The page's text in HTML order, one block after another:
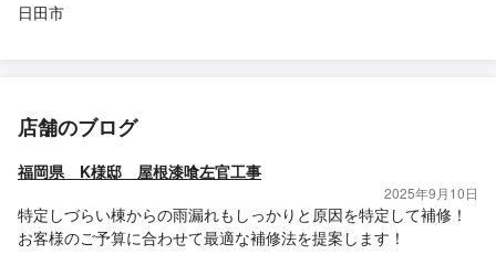
日田市
店舗のブログ
福岡県 K様邸 屋根漆喰左官工事
2025年9月10日
特定しづらい棟からの雨漏れもしっかりと原因を特定して補修！
お客様のご予算に合わせて最適な補修法を提案します！